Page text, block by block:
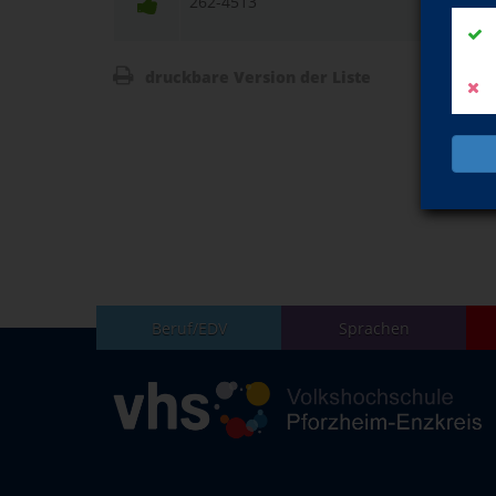
Beruf/EDV Sprachen